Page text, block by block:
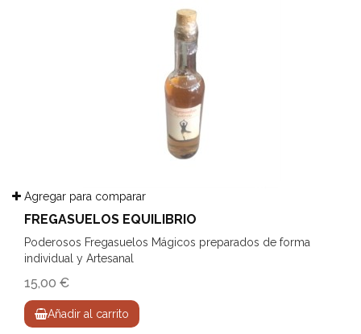
Agregar para comparar
FREGASUELOS EQUILIBRIO
Poderosos Fregasuelos Mágicos preparados de forma
individual y Artesanal
15,00 €
Añadir al carrito